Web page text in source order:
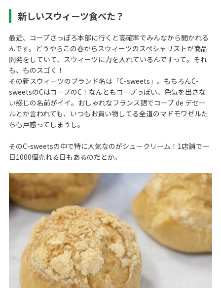
新しいスウィーツ食べた？
最近、コープさっぽろ本部に行くと高確率でみんなから聞かれる
んです。どうやらこの春からスウィーツのスペシャリストが商品
開発をしていて、スウィーツに力を入れているんですって。それ
も、ものスゴく！
その新スウィーツのブランド名は「C-sweets」。もちろんC-
sweetsのCはコープのC！なんともコープっぽい、色気を出さな
い感じの名前がイイ。おしゃれなフランス語でコープ de デセー
ルとか言われても、いつもお買い物してる全道のマドモワゼルた
ちも戸惑ってしまうし。
そのC-sweetsの中で特に人気なのがシュークリーム！1店舗で一
日1000個売れる日もあるのだとか。